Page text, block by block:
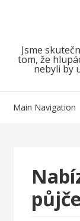
Jsme
tom, že
nebyli by
Main Navigation